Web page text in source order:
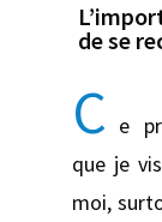
de se
C e
que je
moi,